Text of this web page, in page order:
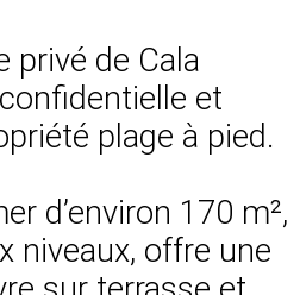
privé de Cala
et
plage à pied.
d’environ 170 m²,
niveaux, offre une